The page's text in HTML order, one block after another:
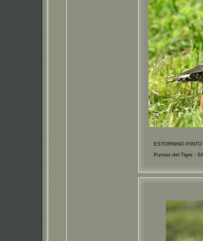
ESTORNINO
Puntas del Tigre -